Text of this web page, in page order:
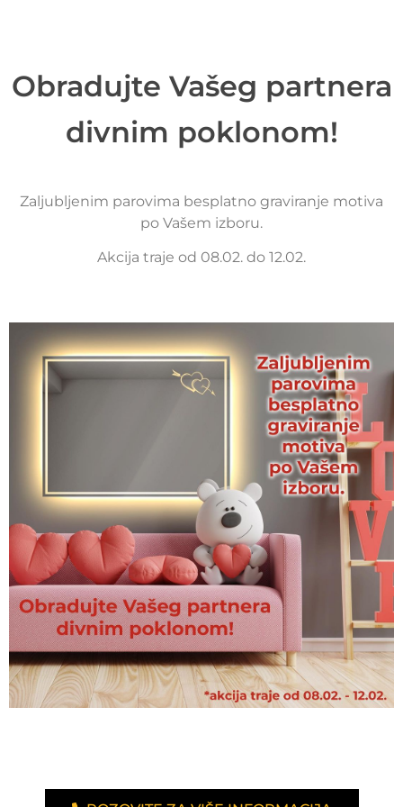
Obradujte Vašeg partnera
divnim poklonom!
Zaljubljenim parovima besplatno graviranje motiva
po Vašem izboru.
Akcija traje od 08.02. do 12.02.